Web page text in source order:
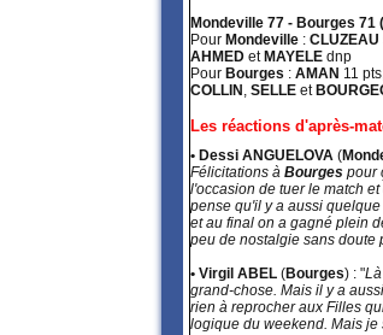
Mondeville 77 - Bourges 71
Pour Mondeville : CLUZEAU
AHMED et MAYELE dnp
Pour Bourges : AMAN 11
COLLIN , SELLE et
Les réactions d'après-
• Dessi ANGUELOVA (
Félicitations à Bourges pour
l'occasion de tuer le match
pense qu'il y a aussi
et au final on a gagné plein
peu de nostalgie sans doute
• Virgil ABEL (Bourges) : "
grand-chose. Mais il y a
rien à reprocher aux Filles
logique du weekend. Mais je